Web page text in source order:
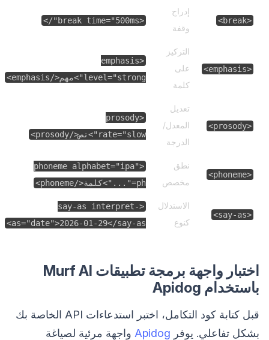
<break>
إدراج
وقفة
<break time="500ms"/>
<emphasis>
التركيز
على
كلمة
<emphasis
level="strong">مهم</emphasis>
<prosody>
تعديل
المعدل/
الدرجة
<prosody
rate="slow">نص</prosody>
<phoneme>
نطق
مخصص
<phoneme alphabet="ipa"
ph="...">كلمة</phoneme>
<say-as>
الاستدلال
كنوع
<say-as interpret-
as="date">2026-01-29</say-as>
اختبار واجهة برمجة تطبيقات Murf AI
باستخدام Apidog
قبل كتابة كود التكامل، اختبر استدعاءات API الخاصة بك
بشكل تفاعلي. يوفر Apidog واجهة مرئية لصياغة